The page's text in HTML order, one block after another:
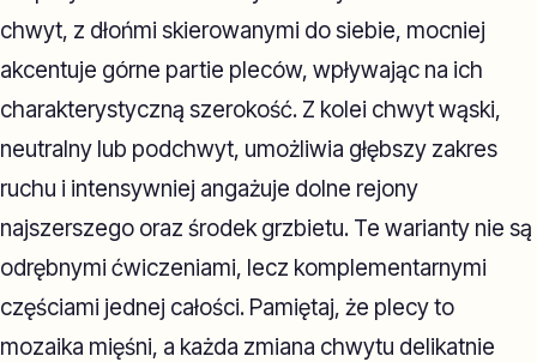
chwyt, z dłońmi skierowanymi do siebie, mocniej
akcentuje górne partie pleców, wpływając na ich
charakterystyczną szerokość. Z kolei chwyt wąski,
neutralny lub podchwyt, umożliwia głębszy zakres
ruchu i intensywniej angażuje dolne rejony
najszerszego oraz środek grzbietu. Te warianty nie są
odrębnymi ćwiczeniami, lecz komplementarnymi
częściami jednej całości. Pamiętaj, że plecy to
mozaika mięśni, a każda zmiana chwytu delikatnie